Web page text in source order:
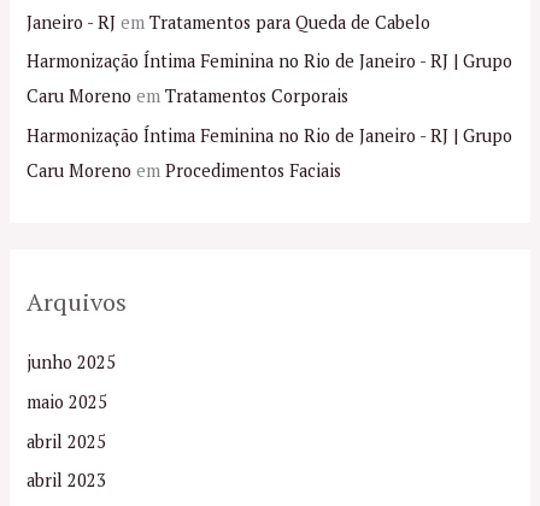
Janeiro - RJ emTratamentos para Queda de Cabelo
Harmonização Íntima Feminina no Rio de Janeiro - RJ | Grupo
Caru Moreno emTratamentos Corporais
Harmonização Íntima Feminina no Rio de Janeiro - RJ | Grupo
Caru Moreno emProcedimentos Faciais
Arquivos
junho 2025
maio 2025
abril 2025
abril 2023